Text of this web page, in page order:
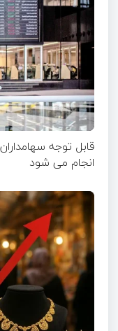
قابل توجه
انجام می شود